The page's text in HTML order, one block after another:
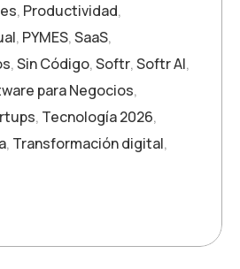
, Productividad,
, PYMES,SaaS,
,Sin Código,Softr,Softr AI,
para Negocios,
, Tecnología 2026,
, Transformación digital,